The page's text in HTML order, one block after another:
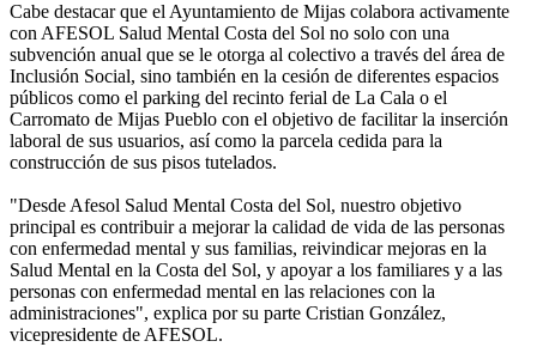
Cabe destacar que el Ayuntamiento de Mijas colabora activamente
con AFESOL Salud Mental Costa del Sol no solo con una
subvención anual que se le otorga al colectivo a través del área de
Inclusión Social, sino también en la cesión de diferentes espacios
públicos como el parking del recinto ferial de La Cala o el
Carromato de Mijas Pueblo con el objetivo de facilitar la inserción
laboral de sus usuarios, así como la parcela cedida para la
construcción de sus pisos tutelados.
"Desde Afesol Salud Mental Costa del Sol, nuestro objetivo
principal es contribuir a mejorar la calidad de vida de las personas
con enfermedad mental y sus familias, reivindicar mejoras en la
Salud Mental en la Costa del Sol, y apoyar a los familiares y a las
personas con enfermedad mental en las relaciones con la
administraciones", explica por su parte Cristian González,
vicepresidente de AFESOL.